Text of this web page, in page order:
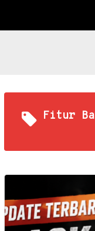
Fitur